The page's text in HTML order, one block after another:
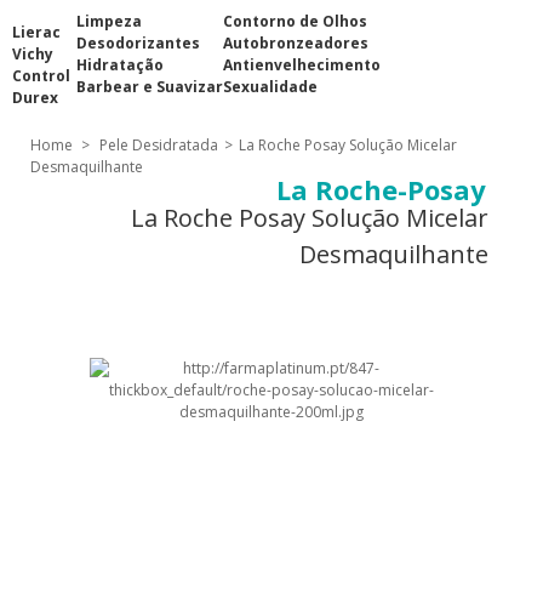
Lierac
Vichy
Control
Durex
Limpeza
Desodorizantes
Hidratação
Barbear e Suavizar
Contorno de Olhos
Autobronzeadores
Antienvelhecimento
Sexualidade
Home > Pele Desidratada > La Roche Posay Solução Micelar
Desmaquilhante
La Roche-Posay
La Roche Posay Solução Micelar
Desmaquilhante